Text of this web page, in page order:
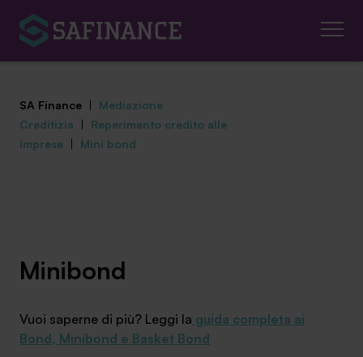
Centro studi
Chi siamo
SA Finance | Mediazione
Creditizia | Reperimento credito alle
imprese | Mini bond
Minibond
Vuoi saperne di più? Leggi la guida completa ai
Bond, Minibond e Basket Bond